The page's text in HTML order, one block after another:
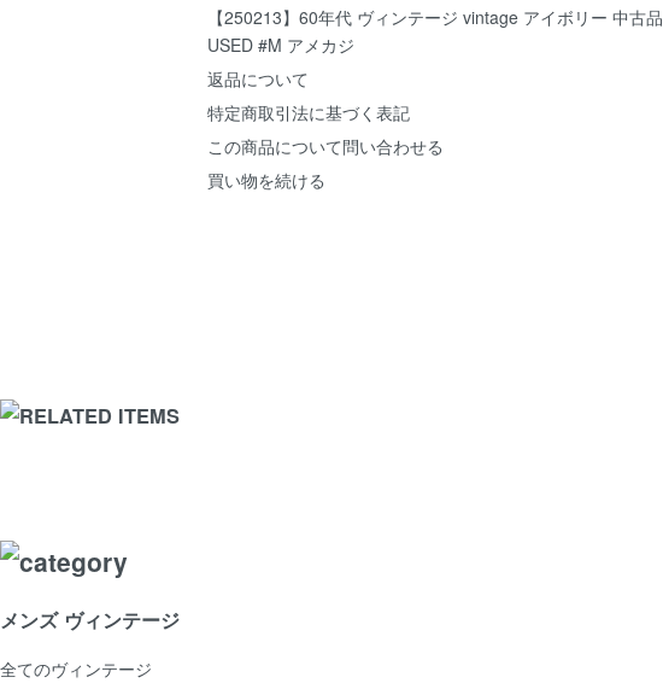
【250213】60年代 ヴィンテージ vintage アイボリー 中古品
USED #M アメカジ
返品について
特定商取引法に基づく表記
この商品について問い合わせる
買い物を続ける
メンズ ヴィンテージ
全てのヴィンテージ